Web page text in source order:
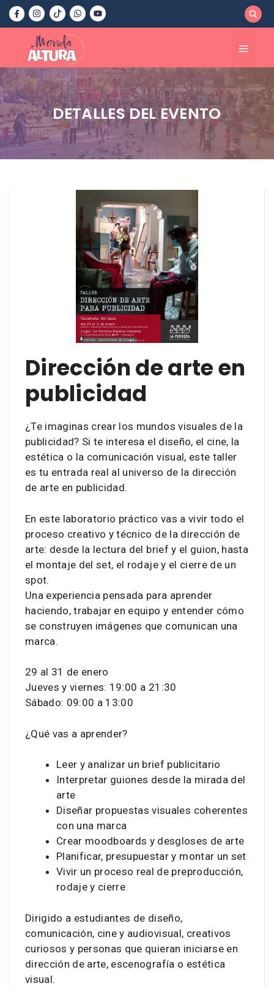
Saltar
contenido
Menú
DETALLES DEL EVENTO
Dirección de arte en
publicidad
¿Te imaginas crear los mundos visuales de la
publicidad? Si te interesa el diseño, el cine, la
estética o la comunicación visual, este taller
es tu entrada real al universo de la dirección
de arte en publicidad.
En este laboratorio práctico vas a vivir todo el
proceso creativo y técnico de la dirección de
arte: desde la lectura del brief y el guion, hasta
el montaje del set, el rodaje y el cierre de un
spot.
Una experiencia pensada para aprender
haciendo, trabajar en equipo y entender cómo
se construyen imágenes que comunican una
marca.
29 al 31 de enero
Jueves y viernes: 19:00 a 21:30
Sábado: 09:00 a 13:00
¿Qué vas a aprender?
Leer y analizar un brief publicitario
Interpretar guiones desde la mirada del
arte
Diseñar propuestas visuales coherentes
con una marca
Crear moodboards y desgloses de arte
Planificar, presupuestar y montar un set
Vivir un proceso real de preproducción,
rodaje y cierre
Dirigido a estudiantes de diseño,
comunicación, cine y audiovisual, creativos
curiosos y personas que quieran iniciarse en
dirección de arte, escenografía o estética
visual.